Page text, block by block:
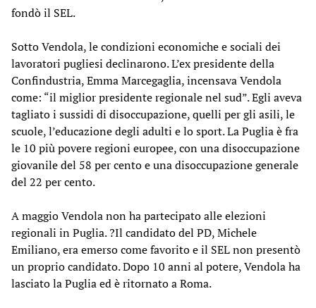
fondò il SEL.
Sotto Vendola, le condizioni economiche e sociali dei
lavoratori pugliesi declinarono. L’ex presidente della
Confindustria, Emma Marcegaglia, incensava Vendola
come: “il miglior presidente regionale nel sud”. Egli aveva
tagliato i sussidi di disoccupazione, quelli per gli asili, le
scuole, l’educazione degli adulti e lo sport. La Puglia è fra
le 10 più povere regioni europee, con una disoccupazione
giovanile del 58 per cento e una disoccupazione generale
del 22 per cento.
A maggio Vendola non ha partecipato alle elezioni
regionali in Puglia. ?Il candidato del PD, Michele
Emiliano, era emerso come favorito e il SEL non presentò
un proprio candidato. Dopo 10 anni al potere, Vendola ha
lasciato la Puglia ed è ritornato a Roma.